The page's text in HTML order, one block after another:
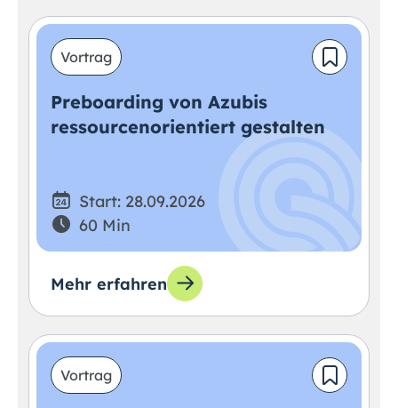
Vortrag
Preboarding von Azubis
ressourcenorientiert gestalten
Start: 28.09.2026
60 Min
Mehr erfahren
Vortrag